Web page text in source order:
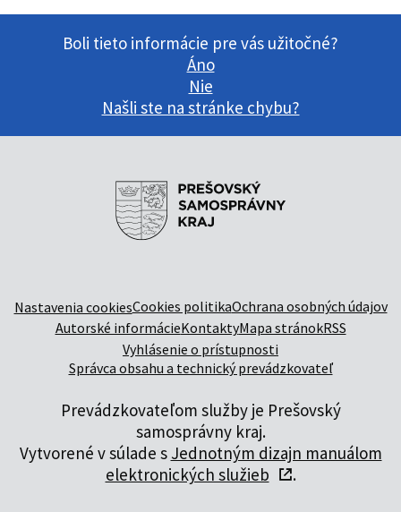
Boli tieto informácie pre vás užitočné?
Áno
Nie
Našli ste na stránke chybu?
Nastavenia cookiesCookies politikaOchrana osobných údajov
Autorské informácieKontaktyMapa stránokRSS
Vyhlásenie o prístupnosti
Správca obsahu a technický prevádzkovateľ
Prevádzkovateľom služby je Prešovský
samosprávny kraj.
Vytvorené v súlade s Jednotným dizajn manuálom
elektronických služieb
.